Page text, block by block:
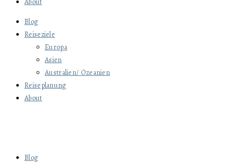
Blog
Reiseziele
Europa
Asien
Australien/ Ozeanien
Reiseplanung
About
Blog